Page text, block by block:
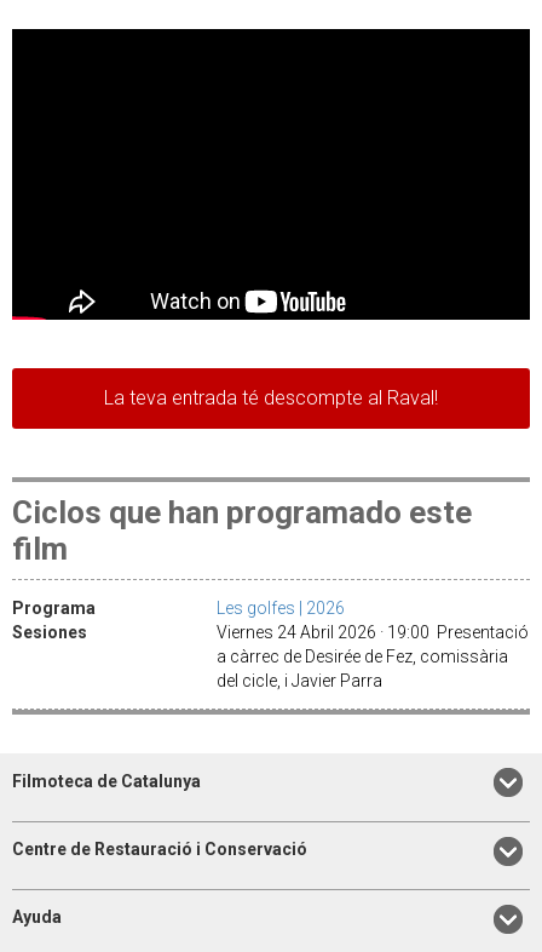
La teva entrada té descompte al Raval!
Ciclos que han programado este
film
Programa
Les golfes | 2026
Sesiones
Viernes 24 Abril 2026 · 19:00 Presentació
a càrrec de Desirée de Fez, comissària
del cicle, i Javier Parra
Filmoteca de Catalunya
Centre de Restauració i Conservació
Ayuda